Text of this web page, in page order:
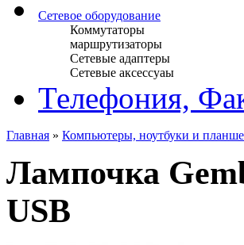
Сетевое оборудование
Коммутаторы
маршрутизаторы
Сетевые адаптеры
Сетевые аксессуаы
Телефония,
Главная » Компьютеры, ноутбуки и
Лампочка
USB